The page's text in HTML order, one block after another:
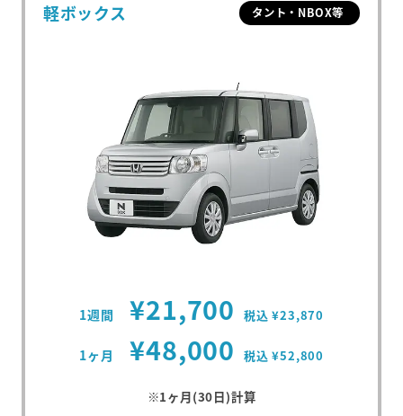
軽ボックス タント・NBOX等
1週間 ¥21,700 税込 ¥23,870
1ヶ月 ¥48,000 税込 ¥52,800
※1ヶ月(30日)計算